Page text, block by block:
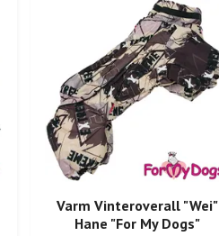
Varm Vinteroverall "Wei"
Hane "For My Dogs"